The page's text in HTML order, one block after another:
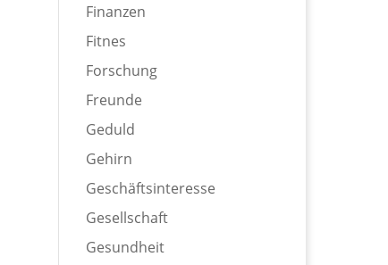
Finanzen
Fitnes
Forschung
Freunde
Geduld
Gehirn
Geschäftsinteresse
Gesellschaft
Gesundheit